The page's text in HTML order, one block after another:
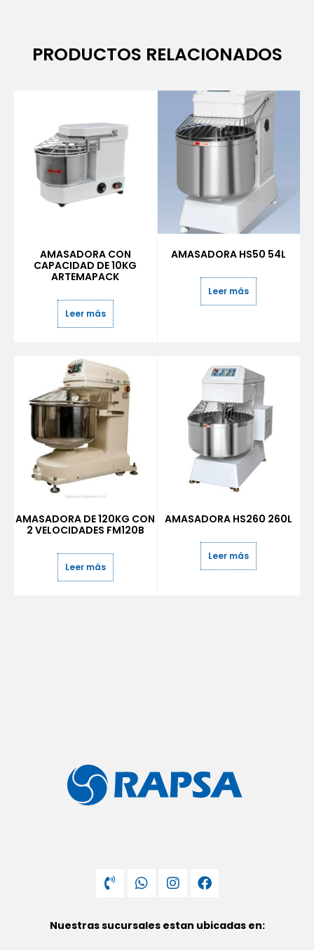
PRODUCTOS RELACIONADOS
AMASADORA CON
CAPACIDAD DE 10KG
ARTEMAPACK
Leer más
AMASADORA HS50 54L
Leer más
AMASADORA DE 120KG CON
2 VELOCIDADES FM120B
Leer más
AMASADORA HS260 260L
Leer más
Nuestras sucursales estan ubicadas en: